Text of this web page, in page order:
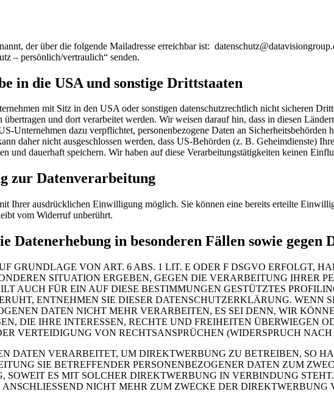
der über die folgende Mailadresse erreichbar ist:
– persönlich/vertraulich“ senden.
in die USA und sonstige Drittstaaten
mit Sitz in den USA oder sonstigen datenschutzrechtlich nicht sicheren
übertragen und dort verarbeitet werden. Wir weisen darauf hin, dass in diesen
Unternehmen dazu verpflichtet, personenbezogene Daten an Sicherheitsbehörden
daher nicht ausgeschlossen werden, dass US-Behörden (z. B. Geheimdienste)
und dauerhaft speichern. Wir haben auf diese Verarbeitungstätigkeiten keinen
zur Datenverarbeitung
Ihrer ausdrücklichen Einwilligung möglich. Sie können eine bereits erteilte
vom Widerruf unberührt.
Datenerhebung in besonderen Fällen sowie
GRUNDLAGE VON ART. 6 ABS. 1 LIT. E ODER F DSGVO ERFOLGT,
SITUATION ERGEBEN, GEGEN DIE VERARBEITUNG IHRER
AUCH FÜR EIN AUF DIESE BESTIMMUNGEN GESTÜTZTES
ENTNEHMEN SIE DIESER DATENSCHUTZERKLÄRUNG. WENN
DATEN NICHT MEHR VERARBEITEN, ES SEI DENN, WIR
DIE IHRE INTERESSEN, RECHTE UND FREIHEITEN ÜBERWIEGEN
VERTEIDIGUNG VON RECHTSANSPRÜCHEN (WIDERSPRUCH NACH
DATEN VERARBEITET, UM DIREKTWERBUNG ZU BETREIBEN, SO
SIE BETREFFENDER PERSONENBEZOGENER DATEN ZUM
SOWEIT ES MIT SOLCHER DIREKTWERBUNG IN VERBINDUNG
NICHT MEHR ZUM ZWECKE DER DIREKTWERBUNG